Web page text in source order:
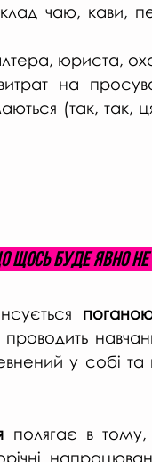
чаю, кави,
юриста,
на
(так, так,
щось буде явно
поганою
у собі та
полягає в